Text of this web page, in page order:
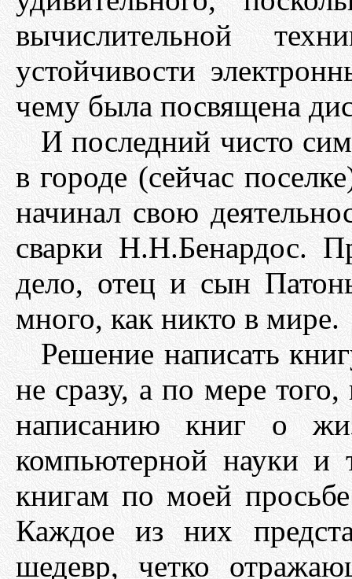
вычислительной
устойчивости
чему была посвящена
И последний чисто
в городе (сейчас
начинал свою
сварки Н.Н.Бенардос.
дело, отец и сын
много, как никто в мире.
Решение написать
не сразу, а по мере
написанию книг о
компьютерной науки и
книгам по моей
Каждое из них
шедевр, четко